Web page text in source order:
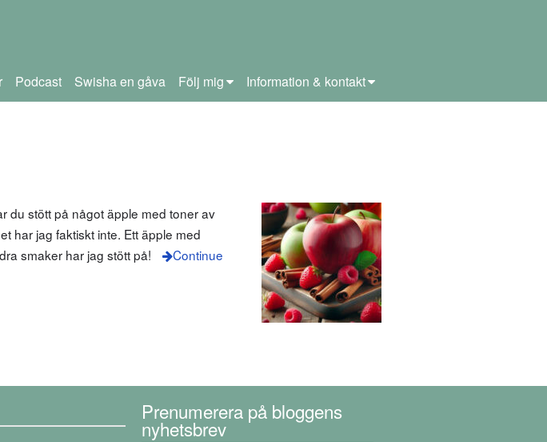
Podcast Swisha en gåva Följ mig Information & kontakt
du stött på något äpple med toner av
har jag faktiskt inte. Ett äpple med
smaker har jag stött på!
Continue
Prenumerera på bloggens
nyhetsbrev